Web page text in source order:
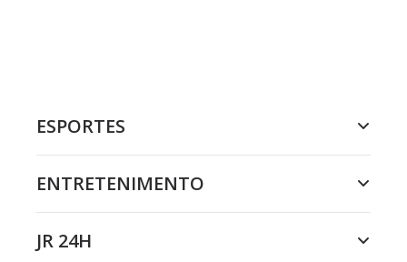
ESPORTES
ENTRETENIMENTO
JR 24H